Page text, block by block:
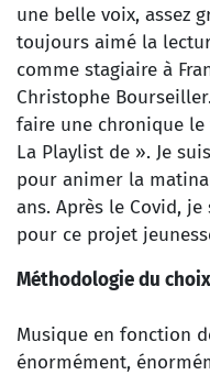
une belle voix, assez
toujours aimé la
comme stagiaire à
Christophe
faire une chronique
La Playlist de ». Je
pour animer la
ans. Après le Covid, je
pour ce projet
Méthodologie du
Musique en fonction
énormément,